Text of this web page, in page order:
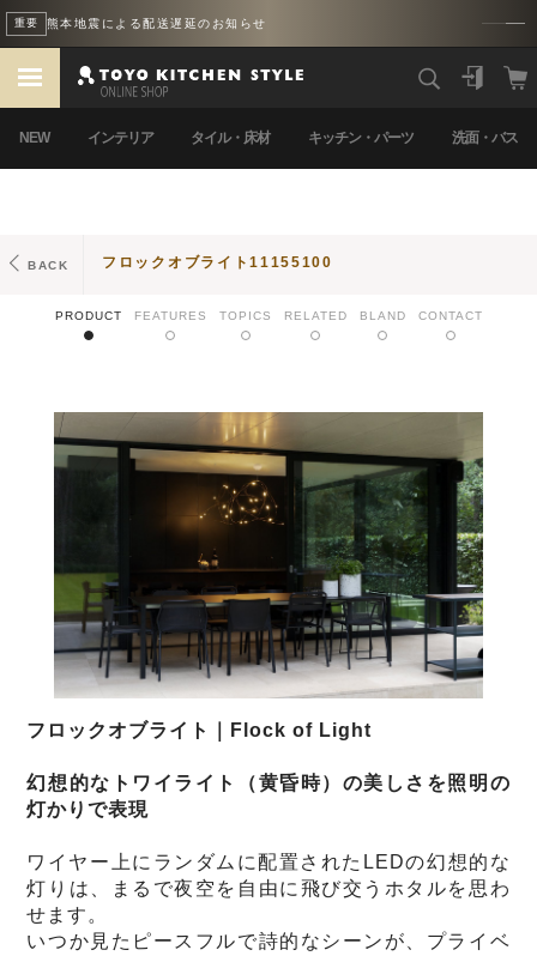
重要 熊本地震による配送遅延のお知らせ
NEW インテリア タイル・床材 キッチン・パーツ 洗面・バス
BACK フロックオブライト11155100
PRODUCT FEATURES TOPICS RELATED BLAND CONTACT
フロックオブライト｜Flock of Light
幻想的なトワイライト（黄昏時）の美しさを照明の
灯かりで表現
ワイヤー上にランダムに配置されたLEDの幻想的な
灯りは、まるで夜空を自由に飛び交うホタルを思わ
せます。
いつか見たピースフルで詩的なシーンが、プライベ